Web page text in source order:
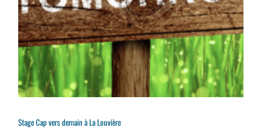
Stage Cap vers demain à La Louvière